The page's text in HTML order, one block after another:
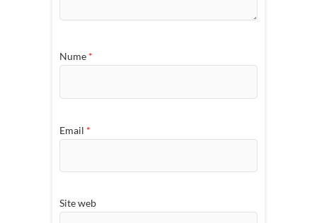
Nume *
Email *
Site web